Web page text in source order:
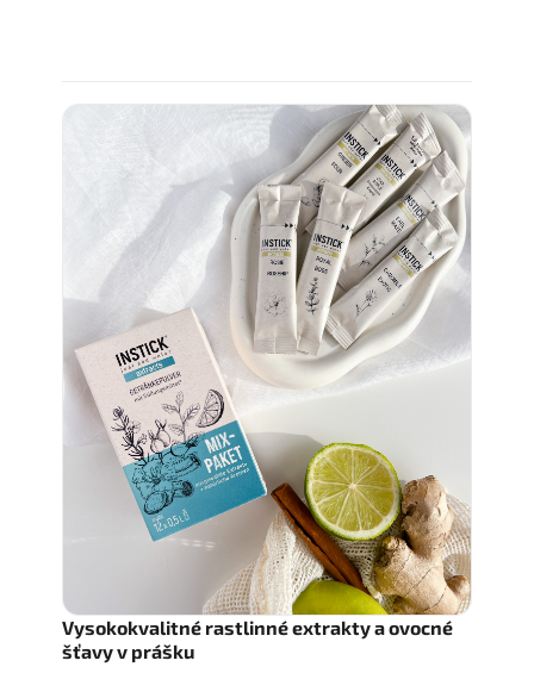
a
e
p
r
v
k
y
v
ý
i
u
Vysokokvalitné rastlinné extrakty a ovocné
šťavy v prášku